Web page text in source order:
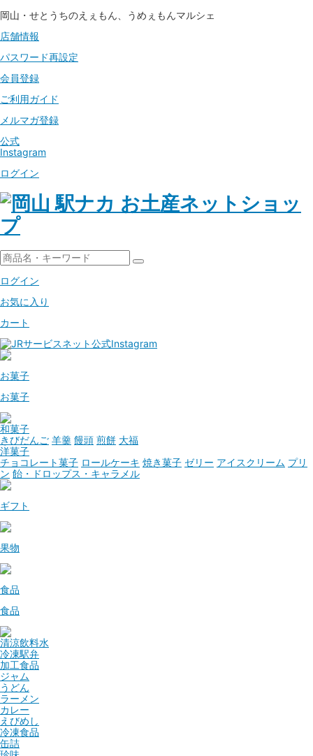
岡山・せとうちのえぇもん、うめぇもんマルシェ
店舗情報
パスワード再設定
会員登録
ご利用ガイド
メルマガ登録
公式
Instagram
ログイン
ログイン
お気に入り
カート
お菓子
お菓子
和菓子
きびだんご 羊羹 饅頭 煎餅 大福
洋菓子
チョコレート菓子 ロールケーキ 焼き菓子 ゼリー アイスクリーム プリ
ン 飴・ドロップス・キャラメル
ギフト
果物
食品
食品
清涼飲料水
冷凍駅弁
加工食品
ジャム
うどん
ラーメン
カレー
えびめし
冷凍食品
缶詰